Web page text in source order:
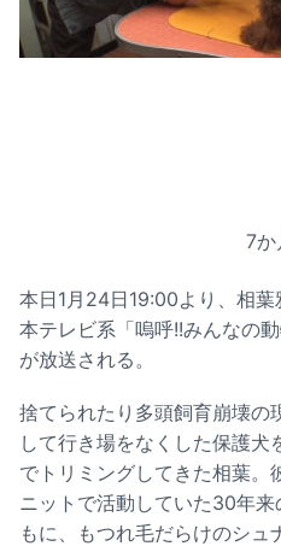
7か
本日1月24日19:00より、相
本テレビ系「嗚呼!!みんなの
が放送される。
捨てられたり多頭飼育崩壊の
して行き場をなくした保護
でトリミングしてきた相葉。
ニットで活動していた30年
もに、もつれ毛だらけのシュ